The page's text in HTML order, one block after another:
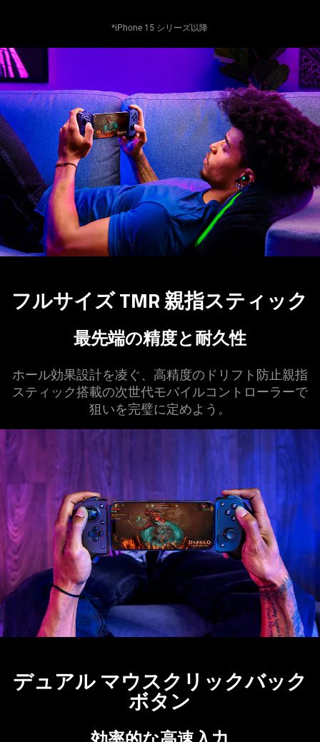
*iPhone 15 シリーズ以降
フルサイズ TMR 親指スティック
最先端の精度と耐久性
ホール効果設計を凌ぐ、高精度のドリフト防止親指
スティック搭載の次世代モバイルコントローラーで
狙いを完璧に定めよう 。
デュアル マウスクリックバック
ボタン